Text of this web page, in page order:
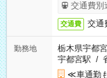
交通費別
交通費 交通
勤務地
栃木県宇都
宇都宮駅 /
≪車通勤